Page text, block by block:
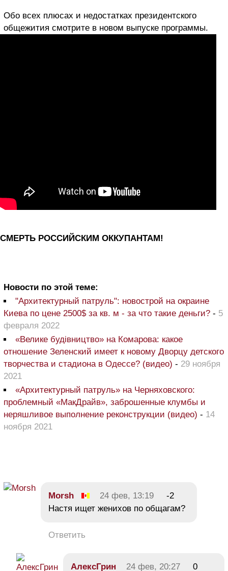
Обо всех плюсах и недостатках президентского
общежития смотрите в новом выпуске программы.
СМЕРТЬ РОССИЙСКИМ ОККУПАНТАМ!
Новости по этой теме:
"Архитектурный патруль": новострой на окраине
Киева по цене 2500$ за кв. м - за что такие деньги? - 5
февраля 2022
«Велике будівництво» на Комарова: какое
отношение Зеленский имеет к новому Дворцу детского
творчества и стадиона в Одессе? (видео) - 29 ноября
2021
«Архитектурный патруль» на Черняховского:
проблемный «МакДрайв», заброшенные клумбы и
неряшливое выполнение реконструкции (видео) - 14
ноября 2021
Morsh 24 фев, 13:19
-2
Настя ищет женихов по общагам?
Ответить
АлексГрин 24 фев, 20:27
0